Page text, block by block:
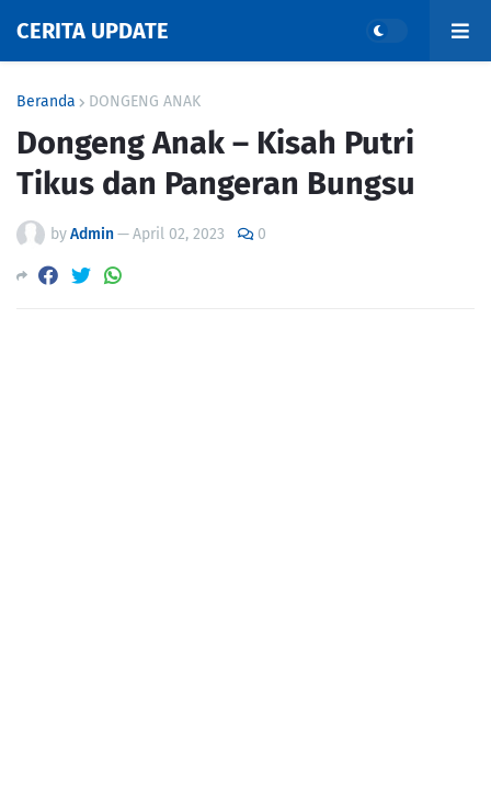
CERITA UPDATE
Beranda DONGENG ANAK
Dongeng Anak – Kisah Putri
Tikus dan Pangeran Bungsu
byAdmin—April 02, 2023 0